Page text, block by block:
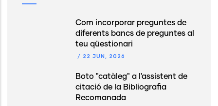
Com incorporar preguntes de
diferents bancs de preguntes al
teu qüestionari
/ 22 JUN, 2026
Boto "catàleg" a l'assistent de
citació de la Bibliografia
Recomanada